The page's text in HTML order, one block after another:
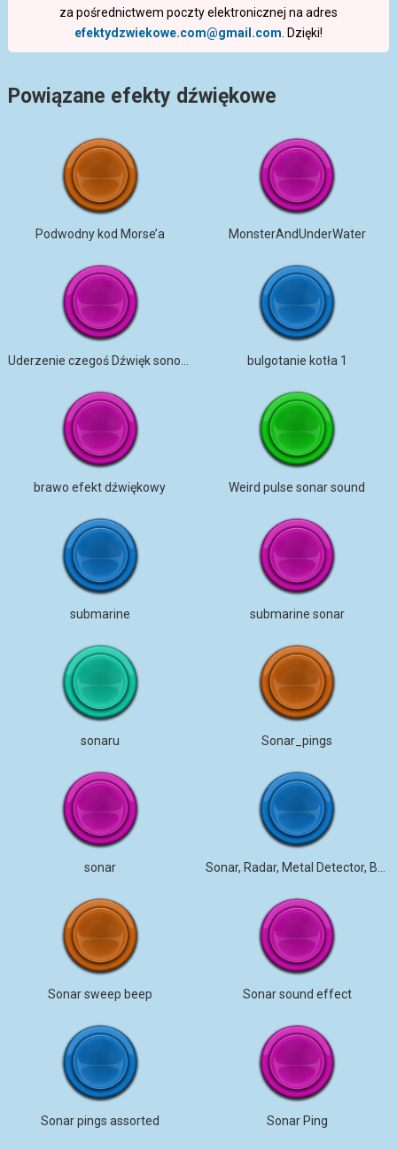
za pośrednictwem poczty elektronicznej na adres
efektydzwiekowe.com@gmail.com . Dzięki!
Powiązane efekty dźwiękowe
Podwodny kod Morse’a MonsterAndUnderWater
bulgotanie kotła 1
brawo efekt dźwiękowy Weird pulse sonar sound
submarine submarine sonar
sonaru Sonar_pings
sonar
Sonar sweep beep Sonar sound effect
Sonar pings assorted Sonar Ping